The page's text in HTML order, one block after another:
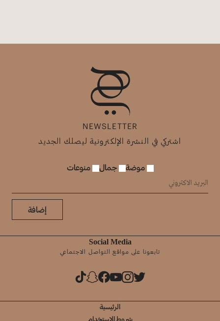
NEWSLETTER
اشتركي في النشرة الإلكترونية ليصلك الجديد
موضة جمال منوعات
إضافة
Social Media
تابعونا على مواقع التواصل الاجتماعي
الرئيسية
شروط الإستخدام